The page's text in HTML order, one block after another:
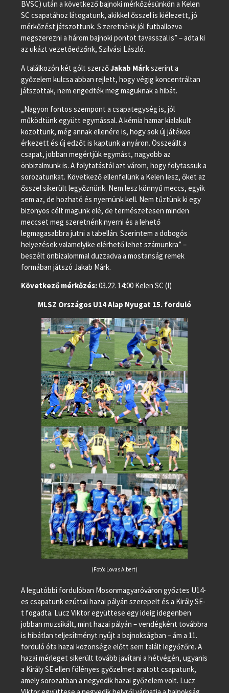
BVSC) után a következő bajnoki mérkőzésünkön a Kelen
SC csapatához látogatunk, akikkel ősszel is kiélezett, jó
mérkőzést játszottunk. S zeretnénk jól futballozva
megszerezni a három bajnoki pontot tavasszal is” – adta ki
az ukázt vezetőedzőnk, Szilvási László.
A találkozón két gólt szerzőJakab Márkszerint a
győzelem kulcsa abban rejlett, hogy végig koncentráltan
játszottak, nem engedték meg maguknak a hibát.
„Nagyon fontos szempont a csapategység is, jól
működtünk együtt egymással. A kémia hamar kialakult
közöttünk, még annak ellenére is, hogy sok új játékos
érkezett és új edzőt is kaptunk a nyáron. Összeállt a
csapat, jobban megértjük egymást, nagyobb az
önbizalmunk is. A folytatástól azt várom, hogy folytassuk a
sorozatunkat. Következő ellenfelünk a Kelen lesz, őket az
ősszel sikerült legyőznünk. Nem lesz könnyű meccs, egyik
sem az, de hozható és nyernünk kell. Nem tűztünk ki egy
bizonyos célt magunk elé, de természetesen minden
meccset meg szeretnénk nyerni és a lehető
legmagasabbra jutni a tabellán. Szerintem a dobogós
helyezések valamelyike elérhető lehet számunkra” –
beszélt önbizalommal duzzadva a mostanság remek
formában játszó Jakab Márk.
Következő mérkőzés:03.22. 14:00 Kelen SC (I)
MLSZ Országos U14 Alap Nyugat 15. forduló
(Fotó: Lovas Albert)
A legutóbbi fordulóban Mosonmagyaróváron győztes U14-
es csapatunk ezúttal hazai pályán szerepelt és a Király SE-
t fogadta. Lucz Viktor együttese egy ideig idegenben
jobban muzsikált, mint hazai pályán – vendégként továbbra
is hibátlan teljesítményt nyújt a bajnokságban – ám a 11.
forduló óta hazai közönsége előtt sem talált legyőzőre. A
hazai mérleget sikerült tovább javítani a hétvégén, ugyanis
a Király SE ellen fölényes győzelmet aratott csapatunk,
amely sorozatban a negyedik hazai győzelem volt. Lucz